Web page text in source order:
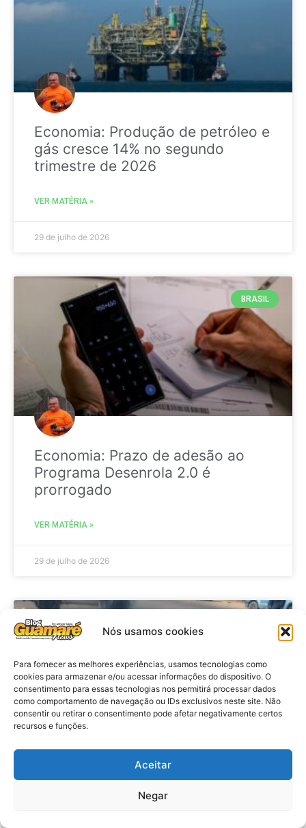
Nós usamos cookies
Para fornecer as melhores experiências, usamos tecnologias como
cookies para armazenar e/ou acessar informações do dispositivo. O
consentimento para essas tecnologias nos permitirá processar dados
como comportamento de navegação ou IDs exclusivos neste site. Não
consentir ou retirar o consentimento pode afetar negativamente certos
recursos e funções.
Aceitar
Negar
Economia: Produção de petróleo e
gás cresce 14% no segundo
trimestre de 2026
VER MATÉRIA »
29 de julho de 2026
BRASIL
Economia: Prazo de adesão ao
Programa Desenrola 2.0 é
prorrogado
VER MATÉRIA »
29 de julho de 2026
Acidente: A caminho do trabalho
professora se envolve em